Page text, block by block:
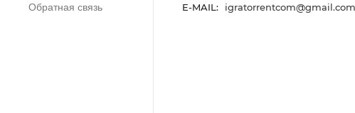
Обратная связь E-MAIL: